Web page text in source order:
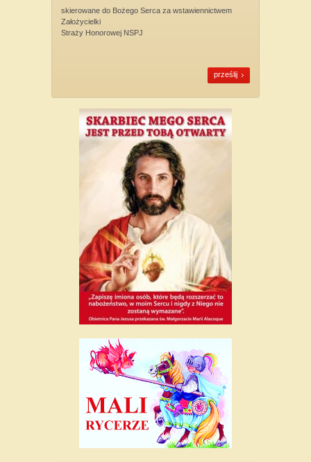
skierowane do Bożego Serca za wstawiennictwem
Założycielki
Straży Honorowej NSPJ
prześlij